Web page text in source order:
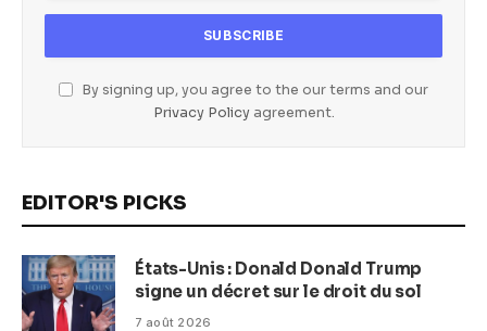
By signing up, you agree to the our terms and our
Privacy Policyagreement.
EDITOR'S PICKS
États-Unis : Donald Donald Trump
signe un décret sur le droit du sol
7 août 2026